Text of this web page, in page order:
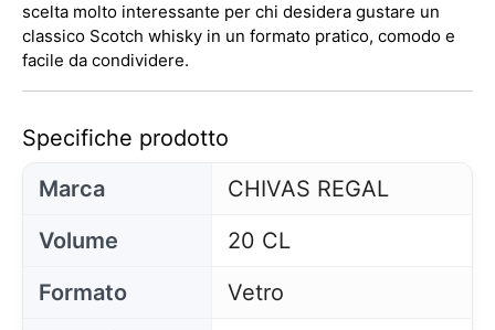
scelta molto interessante per chi desidera gustare un
classico Scotch whisky in un formato pratico, comodo e
facile da condividere.
Specifiche prodotto
Marca
CHIVAS REGAL
Volume
20 CL
Formato
Vetro